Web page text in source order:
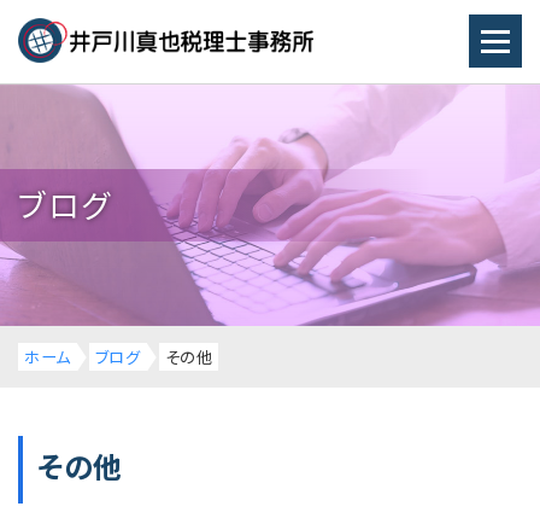
ブログ
ホーム ブログ その他
その他